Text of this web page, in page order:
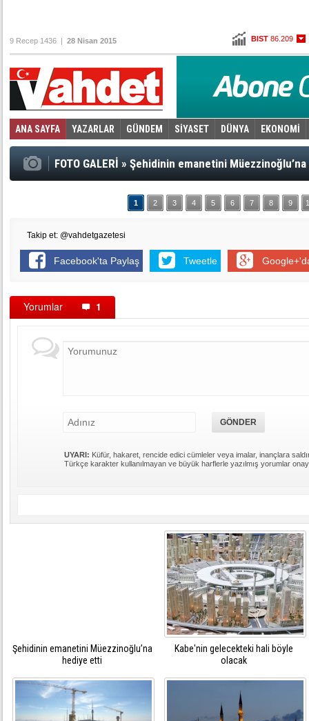
Altın103,403
Euro2,9095
9 Recep 1436 | 28 Nisan 2015
ANA SAYFA YAZARLAR GÜNDEM SİYASET DÜNYA EKONOMİ
Foto Galeri Video Galeri
FOTO GALERİ » Şehidinin emanetini
1 2 3 4 5 6 7 8 9
Takip et: @vahdetgazetesi
Facebook'ta Paylaş Tweetle
Yorumlar 1
UYARI: Küfür, hakaret, rencide edici cümleler veya imalar, inançlara
Türkçe karakter kullanılmayan ve büyük harflerle yazılmış yorumlar
Şehidinin emanetini Müezzinoğlu’na
hediye etti
Kabe'nin gelecekteki hali böyle
olacak